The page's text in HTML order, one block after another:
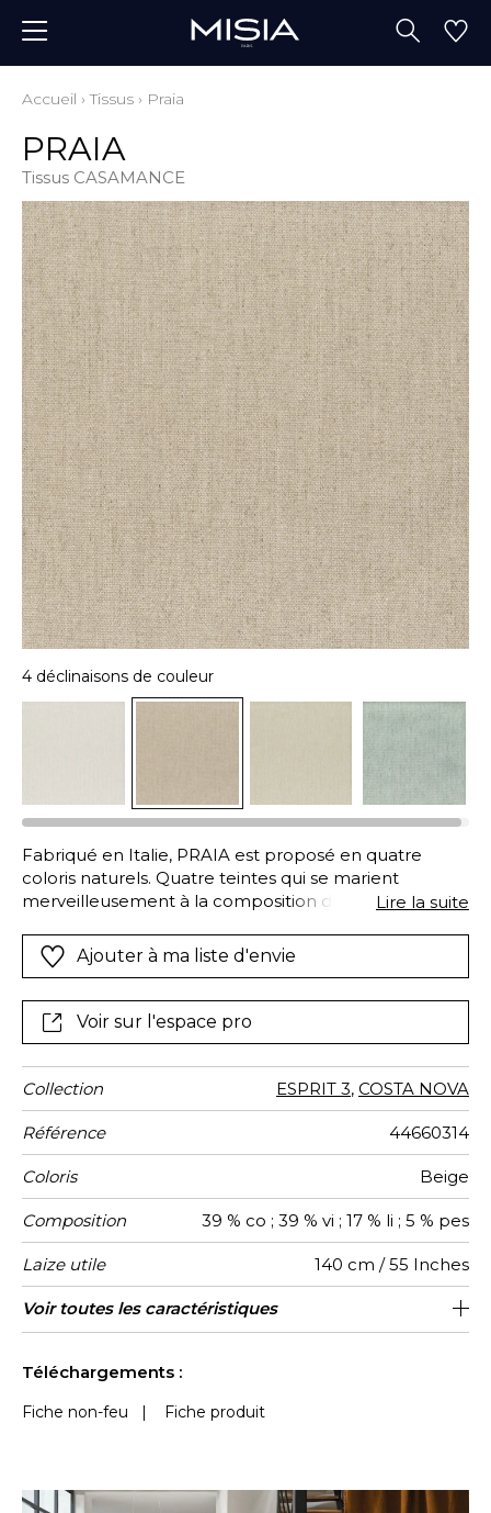
Accueil ›Tissus › Praia
PRAIA
Tissus CASAMANCE
4 déclinaisons de couleur
Fabriqué en Italie, PRAIA est proposé en quatre
coloris naturels. Quatre teintes qui se marient
merveilleusement à la composition de l’étoffe et se
collection. Composé d’une chaîne de lin, viscose et
polyester, d’une trame de coton, cet uni décrit dans
Lire la suite
Ajouter à ma liste d'envie
Voir sur l'espace pro
Collection ESPRIT 3, COSTA NOVA
Référence 44660314
Coloris Beige
Composition 39 % co ; 39 % vi ; 17 % li ; 5 % pes
Laize utile 140 cm / 55 Inches
Raccord Raccord libre
Test
Martindale
30000
Usage
martindale
Siège à usage classique : 20.000 à
40.000 cycles (Martindale) et/ou 15,000
Wyzenbeek 80000
Sens De large
Poids g/m² 386
Usage
Entretien
Pays
d'origine
Italie
Voir toutes les caractéristiques
Téléchargements :
Fiche non-feu | Fiche produit